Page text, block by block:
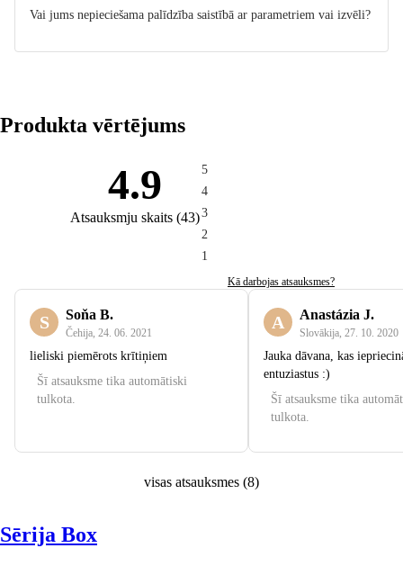
Vai jums nepieciešama palīdzība saistībā ar parametriem vai izvēli?
Produkta vērtējums
4.9
Atsauksmju skaits (43)
5
4
3
2
1
Kā darbojas atsauksmes?
S Soňa B.
Čehija 24. 06. 2021
lieliski piemērots krītiņiem
Šī atsauksme tika automātiski
tulkota.
A Anastázia J.
Slovākija 27. 10. 2020
Jauka dāvana, kas
entuziastus :)
Šī atsauksme tika
tulkota.
visas atsauksmes (8)
Sērija Box